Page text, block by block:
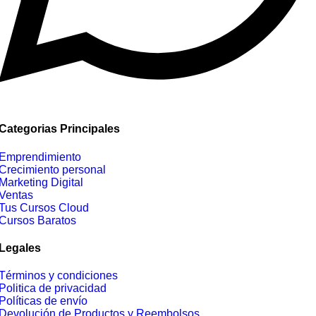
Principales
personal
Digital
Cursos Cloud
Baratos
y condiciones
de privacidad
de envío